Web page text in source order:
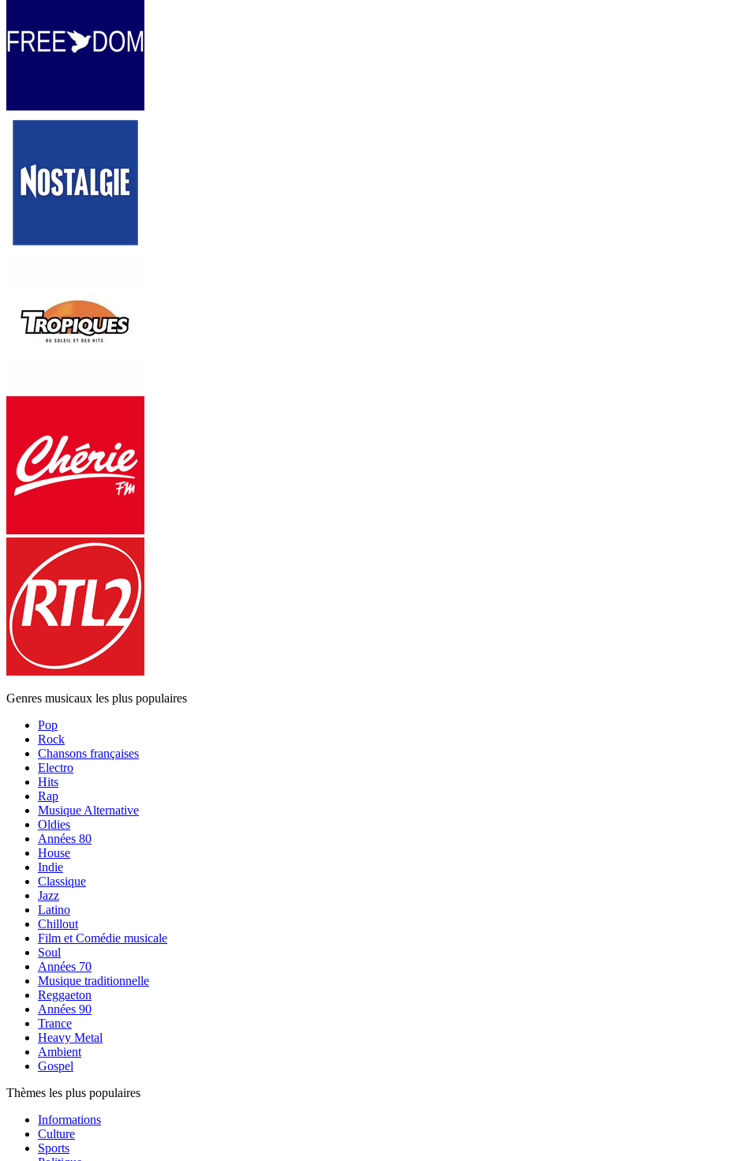
Genres musicaux les plus populaires
Pop
Rock
Chansons françaises
Electro
Hits
Rap
Musique Alternative
Oldies
Années 80
House
Indie
Classique
Jazz
Latino
Chillout
Film et Comédie musicale
Soul
Années 70
Musique traditionnelle
Reggaeton
Années 90
Trance
Heavy Metal
Ambient
Gospel
Thèmes les plus populaires
Informations
Culture
Sports